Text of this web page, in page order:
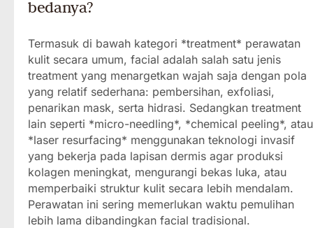
bedanya?
Termasuk di bawah kategori *treatment* perawatan
kulit secara umum, facial adalah salah satu jenis
treatment yang menargetkan wajah saja dengan pola
yang relatif sederhana: pembersihan, exfoliasi,
penarikan mask, serta hidrasi. Sedangkan treatment
lain seperti *micro-needling*, *chemical peeling*, atau
*laser resurfacing* menggunakan teknologi invasif
yang bekerja pada lapisan dermis agar produksi
kolagen meningkat, mengurangi bekas luka, atau
memperbaiki struktur kulit secara lebih mendalam.
Perawatan ini sering memerlukan waktu pemulihan
lebih lama dibandingkan facial tradisional.